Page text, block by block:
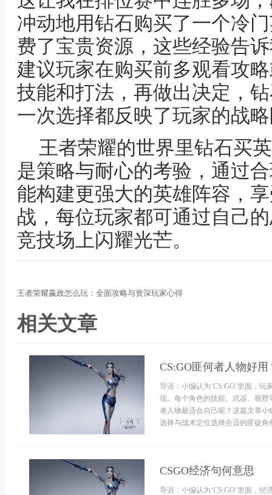
冲动地用钻石购买了一个冷
费了宝贵资源，这些经验告
建议玩家在购买前多观看攻
技能和打法，再做出决定，
一次选择都反映了玩家的战
王者荣耀的世界里钻石买
是策略与耐心的考验，通过
能构建更强大的英雄阵容，
战，每位玩家都可通过自己
竞技场上闪耀光芒。
王者荣耀嬴政怎么玩：全面攻略与资深玩家心得
相关文章
CS:GO匪何者人物好用
导语：小编认为‘CS:GO’里面，
现。每个角色的技能、武器、视
者人物最适合自己呢？这篇文章
选择与战术定位选择合适的匪徒
CSGO经济句何意思
导语：小编认为‘CS:GO’里面，